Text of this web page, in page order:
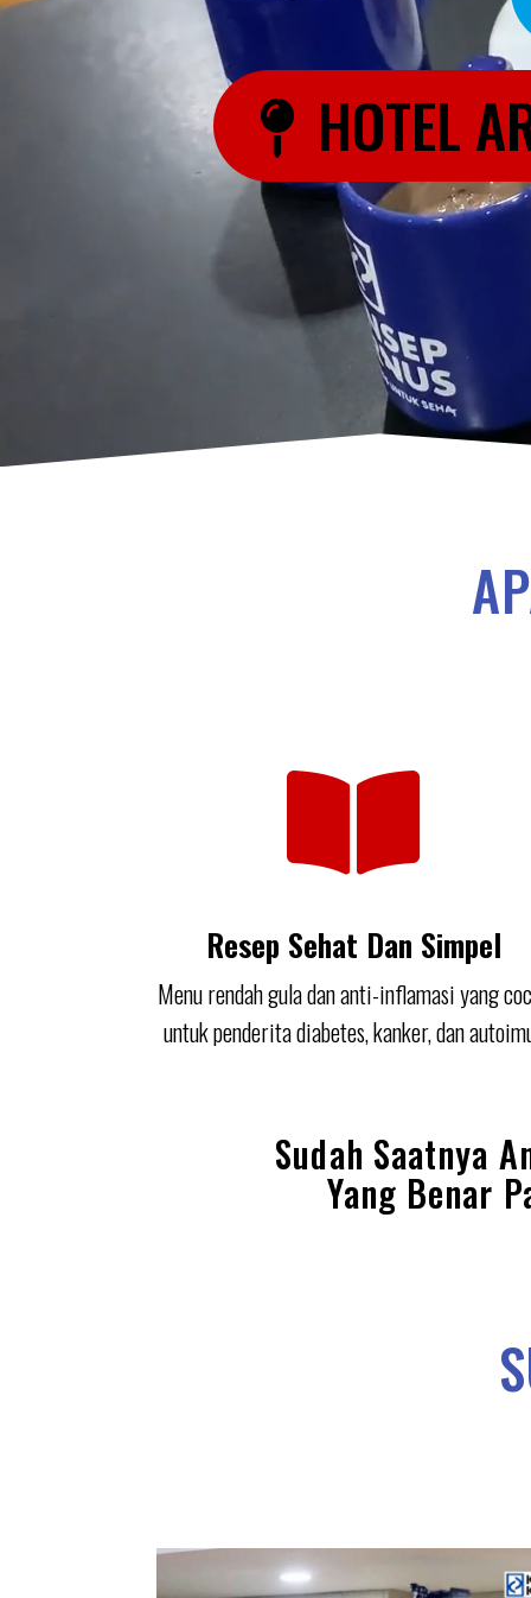
HOTEL
Resep Sehat Dan Simpel
Menu rendah gula dan anti-inflamasi yang
untuk penderita diabetes, kanker, dan
Sudah Saatnya
Yang Benar